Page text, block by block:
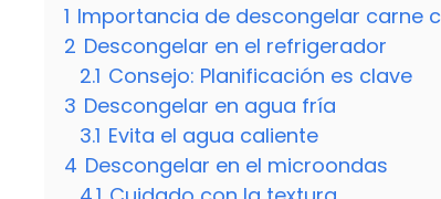
1 Importancia de descongelar carne
2 Descongelar en el refrigerador
2.1 Consejo: Planificación es clave
3 Descongelar en agua fría
3.1 Evita el agua caliente
4 Descongelar en el microondas